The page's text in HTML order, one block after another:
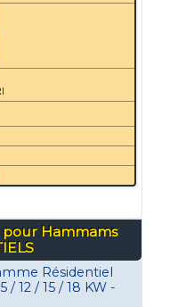
Hammams
Résidentiel
/ 12 / 15 / 18 KW -